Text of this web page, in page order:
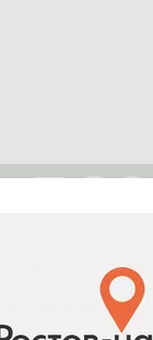
-
Скидки достигают
того, чтобы
скидки перейдите
кабинет